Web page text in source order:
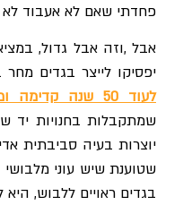
פחדתי שאם לא אעבוד לא
אבל ,וזה אבל גדול,
יפסיקו לייצר בגדים מחר
לעוד 50 שנה קדימה ומעל ל70% מ"תרומות" הבגדים
שמתקבלות בחנויות יד
יוצרות בעיה סביבתית
שטוענת שיש עוני מלבושי
בגדים ראויים ללבוש, היא